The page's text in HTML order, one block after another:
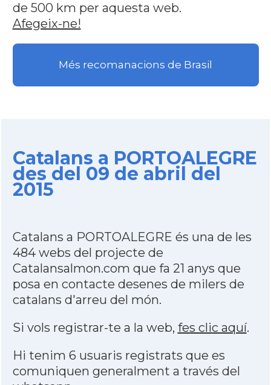
de 500 km per aquesta web.
Afegeix-ne!
Més recomanacions de Brasil
Catalans a PORTOALEGRE
des del 09 de abril del
2015
Catalans a PORTOALEGRE és una de les
484 webs del projecte de
Catalansalmon.com que fa 21 anys que
posa en contacte desenes de milers de
catalans d'arreu del món.
Si vols registrar-te a la web, fes clic aquí.
Hi tenim 6 usuaris registrats que es
comuniquen generalment a través del